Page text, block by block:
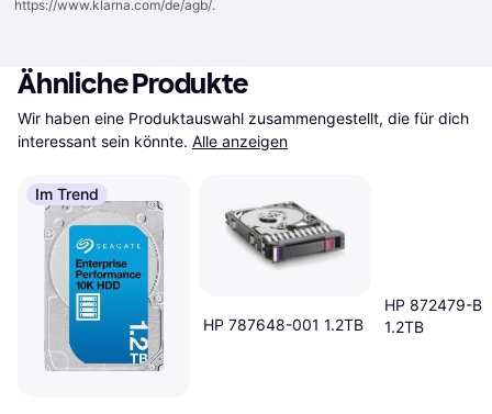
https://www.klarna.com/de/agb/.
Ähnliche Produkte
Wir haben eine Produktauswahl zusammengestellt, die für dich
interessant sein könnte. Alle anzeigen
Im Trend
HP 787648-001 1.2TB
HP 872479-
1.2TB